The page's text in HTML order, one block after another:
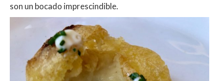
son un bocado imprescindible.